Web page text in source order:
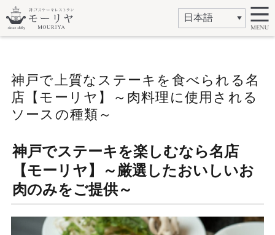
神戸で上質なステーキを食べられる名
店【モーリヤ】～肉料理に使用される
ソースの種類～
神戸でステーキを楽しむなら名店
【モーリヤ】～厳選したおいしいお
肉のみをご提供～